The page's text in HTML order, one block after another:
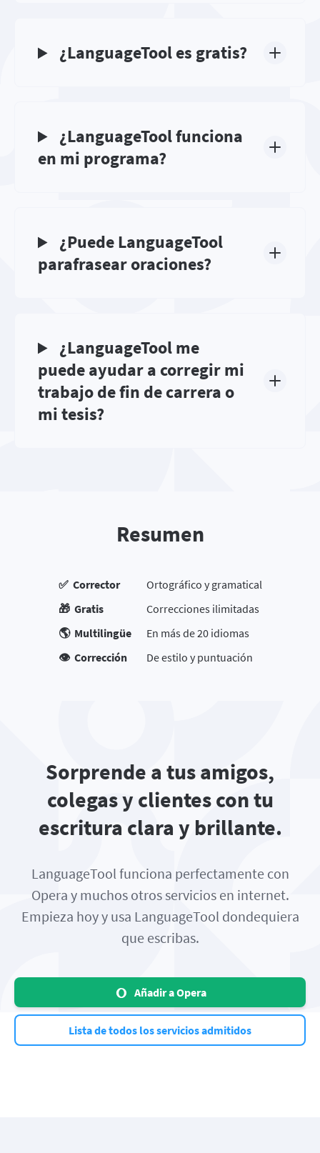
¿LanguageTool es gratis?
¿LanguageTool funciona
en mi programa?
¿Puede LanguageTool
parafrasear oraciones?
¿LanguageTool me
puede ayudar a corregir mi
trabajo de fin de carrera o
mi tesis?
Resumen
✅ Corrector
Ortográfico y gramatical
🎁 Gratis
Correcciones ilimitadas
🌎 Multilingüe
En más de 20 idiomas
👁️ Corrección
De estilo y puntuación
Sorprende a tus amigos,
colegas y clientes con tu
escritura clara y brillante.
LanguageTool funciona perfectamente con
Opera y muchos otros servicios en internet.
Empieza hoy y usa LanguageTool dondequiera
que escribas.
Añadir a Opera
Lista de todos los servicios admitidos